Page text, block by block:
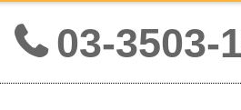
03-3503-